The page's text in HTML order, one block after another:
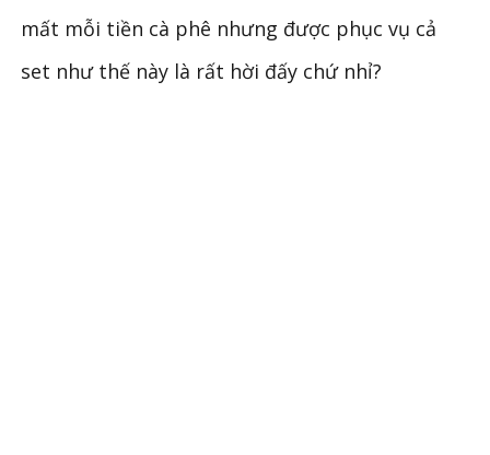
mất mỗi tiền cà phê nhưng được phục vụ cả
set như thế này là rất hời đấy chứ nhỉ?